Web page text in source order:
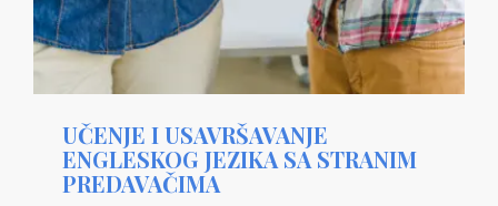
UČENJE I USAVRŠAVANJE
ENGLESKOG JEZIKA SA STRANIM
PREDAVAČIMA